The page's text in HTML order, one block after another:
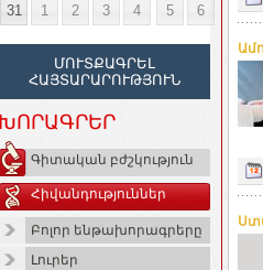
31
1 2 3 4 5 6
ՄՈՒՏՔԱԳՐԵԼ
ՀԱՅՏԱՐԱՐՈՒԹՅՈՒՆ
ԽՈՐԱԳՐԵՐ
Գիտական բժշկություն
Հիվանդություններ
Բոլոր ենթախորագրերը
Լուրեր